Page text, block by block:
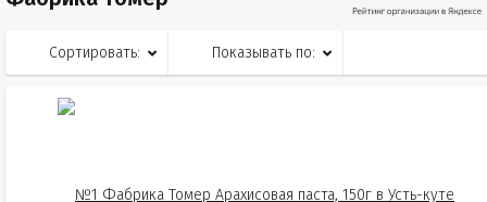
Сортировать: Показывать по: